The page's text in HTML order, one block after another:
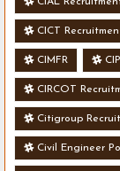
CIAL
CICT
CIMFR
CIRCOT
Citigroup
Civil Engineer